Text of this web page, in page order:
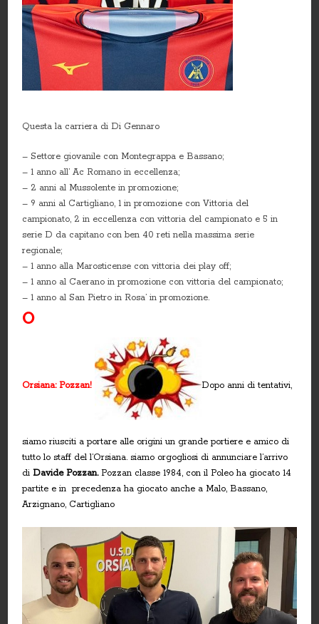
Questa la carriera di Di Gennaro
– Settore giovanile con Montegrappa e Bassano;
– 1 anno all’ Ac Romano in eccellenza;
– 2 anni al Mussolente in promozione;
– 9 anni al Cartigliano, 1 in promozione con Vittoria del
campionato, 2 in eccellenza con vittoria del campionato e 5 in
serie D da capitano con ben 40 reti nella massima serie
regionale;
– 1 anno alla Marosticense con vittoria dei play off;
– 1 anno al Caerano in promozione con vittoria del campionato;
– 1 anno al San Pietro in Rosa’ in promozione.
O
Orsiana: Pozzan! Dopo anni di tentativi,
siamo riusciti a portare alle origini un grande portiere e amico di
tutto lo staff del l’Orsiana. siamo orgogliosi di annunciare l’arrivo
diDavide Pozzan.Pozzan classe 1984, con il Poleo ha giocato 14
partite e in precedenza ha giocato anche a Malo, Bassano,
Arzignano, Cartigliano